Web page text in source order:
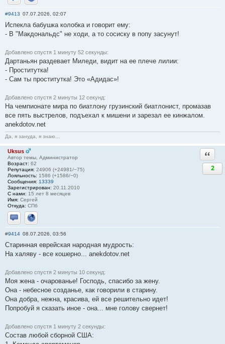
Отправить личное сообщение
Сайт
#9413 07.07.2026, 02:07
Испекла бабушка колобка и говорит ему:
- В "Макдональдс" не ходи, а то сосиску в попу засунут!
Добавлено спустя 1 минуту 52 секунды:
Дартаньян раздевает Миледи, видит на ее плече лилии:
- Проститутка!
- Сам ты проститутка! Это «Адидас»!
Добавлено спустя 2 минуты 12 секунд:
На чемпионате мира по биатлону грузинский биатлонист, промазав
все пять выстрелов, подъехал к мишени и зарезал ее кинжалом.
anekdotov.net
Да, я зануда, я знаю...
Uksus
Автор темы, Администратор
Возраст: 62
Репутация: 24906 (+24981/−75)
Лояльность: 1586 (+1586/−0)
Сообщения: 13339
Зарегистрирован: 20.11.2010
С нами: 15 лет 8 месяцев
Имя: Сергей
Откуда: СПб
Отправить личное сообщение
Сайт
2
#9414 08.07.2026, 03:56
Старинная еврейская народная мудрость:
На халяву - все кошерно... anekdotov.net
Добавлено спустя 2 минуты 10 секунд:
Моя жена - очарованье! Господь, спасибо за жену.
Она - небесное созданье, как говорили в старину.
Она добра, нежна, красива, ей все решительно идет!
Попробуй я сказать иное - она... мне голову свернет!
Добавлено спустя 1 минуту 2 секунды:
Состав любой сборной США: